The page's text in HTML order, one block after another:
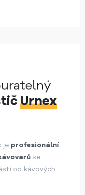
Urnex
je profesionální
se
od kávových